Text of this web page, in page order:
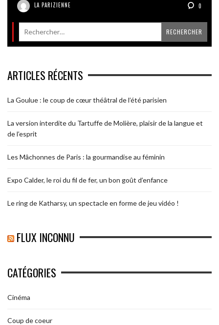
LA PARIZIENNE 0
ARTICLES RÉCENTS
La Goulue : le coup de cœur théâtral de l’été parisien
La version interdite du Tartuffe de Molière, plaisir de la langue et
de l’esprit
Les Mâchonnes de Paris : la gourmandise au féminin
Expo Calder, le roi du fil de fer, un bon goût d’enfance
Le ring de Katharsy, un spectacle en forme de jeu vidéo !
FLUX INCONNU
CATÉGORIES
Cinéma
Coup de coeur